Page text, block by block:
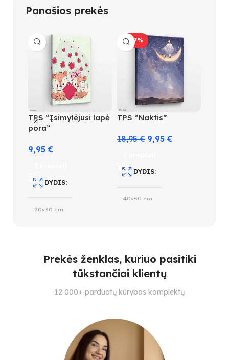
Panašios prekės
TPS “Įsimylėjusi lapė
pora”
9,95€
DYDIS
20×30 cm
SPALVŲ KIEKIS
-47%
TPS “Naktis”
18,95€ 9,95€
DYDIS
40×50 cm
3
SPALVŲ KIEKIS
Prekės ženklas, kuriuo pasitiki
tūkstančiai klientų
12 000+ parduotų kūrybos komplektų